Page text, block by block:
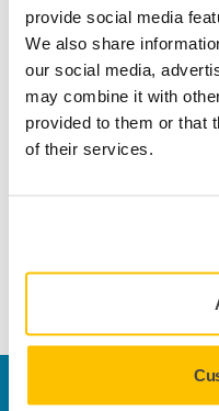
provide social media
We also share
our social media,
may combine it with
provided to them or that
of their services.
Tekniset tiedot
Pituus